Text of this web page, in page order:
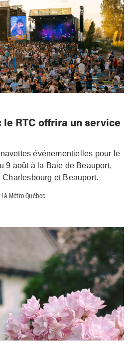
RTC offrira un service
événementielles pour le
9 août à la Baie de Beauport,
et Beauport.
Métro Québec